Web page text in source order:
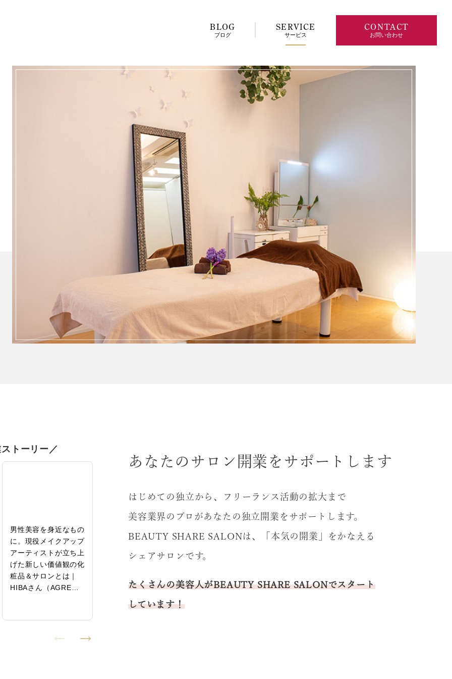
BLOG
ブログ
SERVICE
サービス
CONTACT
お問い合わせ
トーリー／
男性美容を身近なもの
に。現役メイクアップ
アーティストが立ち上
げた新しい価値観の化
粧品＆サロンとは｜
HIBAさん（AGRE…
る美容業界にするため
に｜飯牟禮由花（オア
業、機器販売、開業コ
ンサルタントまで事業
保里さん（美容機器販
る美容業界にするため
あなたのサロン開業をサポートします
はじめての独立から、フリーランス活動の拡大まで
美容業界のプロがあなたの独立開業をサポートします。
BEAUTY SHARE SALONは、「本気の開業」をかなえる
シェアサロンです。
たくさんの美容人がBEAUTY SHARE SALONでスタート
しています！